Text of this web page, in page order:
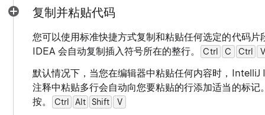
复制并粘贴代码
您可以使用标准快捷方式复制和粘贴任何选定的代码
IDEA 会自动复制插入符号所在的整行。
Ctrl 0
C Ctrl
默认情况下，当您在编辑器中粘贴任何内容时，IntelliJ
注释中粘贴多行会自动向您要粘贴的行添加适当的标记
按。
Ctrl Alt Shift 0
V